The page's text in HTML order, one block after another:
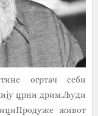
огртач себи
црни дрим.Људи
живот